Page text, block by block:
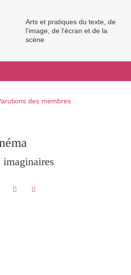
Arts et pratiques du texte, de
l'image, de l'écran et de la
scène
mobile
des membres
imaginaires
Partager sur Facebook
Partager sur LinkedIn